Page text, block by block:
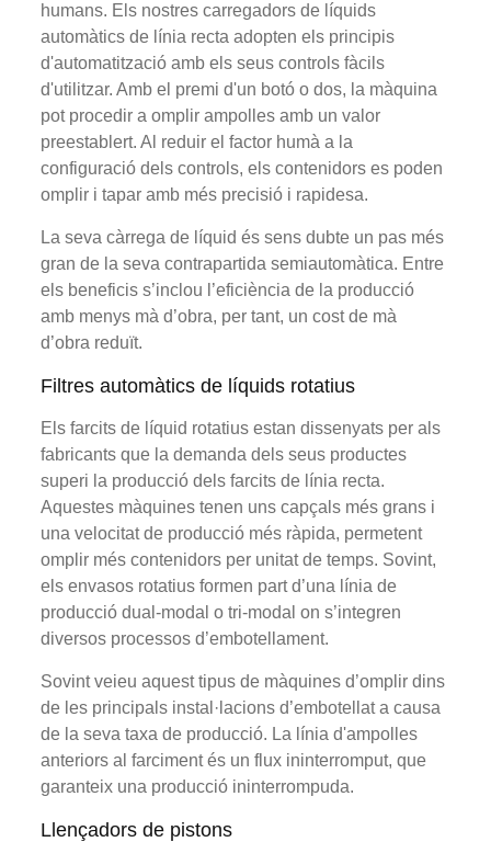
humans. Els nostres carregadors de líquids
automàtics de línia recta adopten els principis
d'automatització amb els seus controls fàcils
d'utilitzar. Amb el premi d'un botó o dos, la màquina
pot procedir a omplir ampolles amb un valor
preestablert. Al reduir el factor humà a la
configuració dels controls, els contenidors es poden
omplir i tapar amb més precisió i rapidesa.
La seva càrrega de líquid és sens dubte un pas més
gran de la seva contrapartida semiautomàtica. Entre
els beneficis s’inclou l’eficiència de la producció
amb menys mà d’obra, per tant, un cost de mà
d’obra reduït.
Filtres automàtics de líquids rotatius
Els farcits de líquid rotatius estan dissenyats per als
fabricants que la demanda dels seus productes
superi la producció dels farcits de línia recta.
Aquestes màquines tenen uns capçals més grans i
una velocitat de producció més ràpida, permetent
omplir més contenidors per unitat de temps. Sovint,
els envasos rotatius formen part d’una línia de
producció dual-modal o tri-modal on s’integren
diversos processos d’embotellament.
Sovint veieu aquest tipus de màquines d’omplir dins
de les principals instal·lacions d’embotellat a causa
de la seva taxa de producció. La línia d'ampolles
anteriors al farciment és un flux ininterromput, que
garanteix una producció ininterrompuda.
Llençadors de pistons